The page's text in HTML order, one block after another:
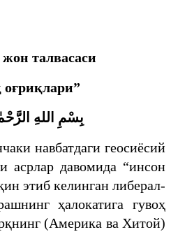
талвасаси
оғриқлари”
بِسْمِ اللهِ
навбатдаги геосиёсий
асрлар давомида “инсон
этиб келинган либерал-
ҳалокатига гувоҳ
(Америка ва Хитой)